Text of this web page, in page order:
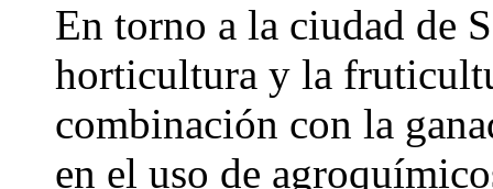
En torno a la ciudad de
horticultura y la
combinación con la
en el uso de